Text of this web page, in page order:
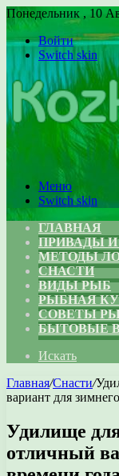
Понедельник , 10
Войти
Switch skin
Меню
Switch skin
ГЛАВНАЯ
ПРИВАДЫ
МЕТОДЫ
СНАСТИ
ВИДЫ РЫБ
РЫБНАЯ
СОВЕТЫ
БЫТОВЫЕ
Искать
Главная/Снасти/
вариант для
Удилище
отличный